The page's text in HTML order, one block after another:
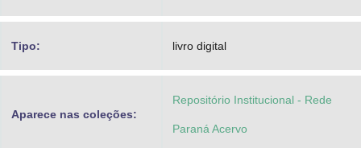
Tipo: livro digital
Aparece nas coleções:
Repositório Institucional - Rede
Paraná Acervo